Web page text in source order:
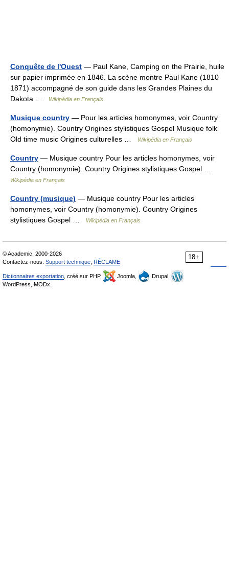
Conquête de l'Ouest — Paul Kane, Camping on the Prairie, huile
sur papier imprimée en 1846. La scène montre Paul Kane (1810
1871) accompagné de son guide dans les Grandes Plaines du
Dakota …
Wikipédia en Français
Musique country — Pour les articles homonymes, voir Country
(homonymie). Country Origines stylistiques Gospel Musique folk
Old time music Origines culturelles …
Wikipédia en Français
Country — Musique country Pour les articles homonymes, voir
Country (homonymie). Country Origines stylistiques Gospel …
Wikipédia en Français
Country (musique) — Musique country Pour les articles
homonymes, voir Country (homonymie). Country Origines
stylistiques Gospel …
Wikipédia en Français
18+
© Academic, 2000-2026
Contactez-nous: Support technique RÉCLAME
Dictionnaires exportation , créé sur PHP, Joomla,
Drupal,
WordPress, MODx.